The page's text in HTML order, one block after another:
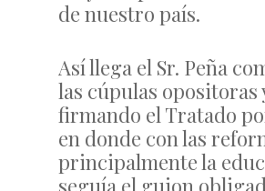
de nuestro país.
Así llega el Sr. Peña
las cúpulas opositoras
firmando el Tratado
en donde con las
principalmente la
seguía el guion